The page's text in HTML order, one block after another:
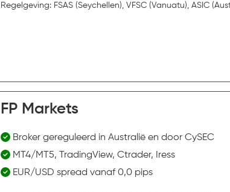
Regelgeving: FSAS (Seychellen), VFSC (Vanuatu), ASIC
FP Markets
Broker gereguleerd in Australië en door CySEC
MT4/MT5, TradingView, Ctrader, Iress
EUR/USD spread vanaf 0,0 pips